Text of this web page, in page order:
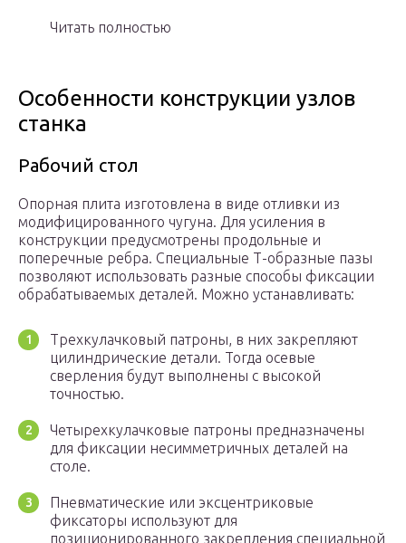
Читать полностью
Особенности конструкции узлов
станка
Рабочий стол
Опорная плита изготовлена в виде отливки из
модифицированного чугуна. Для усиления в
конструкции предусмотрены продольные и
поперечные ребра. Специальные Т-образные пазы
позволяют использовать разные способы фиксации
обрабатываемых деталей. Можно устанавливать:
Трехкулачковый патроны, в них закрепляют
цилиндрические детали. Тогда осевые
сверления будут выполнены с высокой
точностью.
Четырехкулачковые патроны предназначены
для фиксации несимметричных деталей на
столе.
Пневматические или эксцентриковые
фиксаторы используют для
позиционированного закрепления специальной